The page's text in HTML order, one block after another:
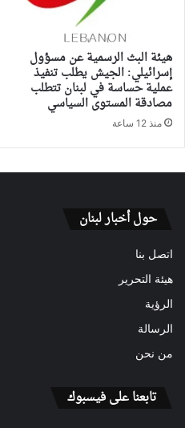
هيئة البث الرسمية عن مسؤول
إسرائيلي: الجيش يطلب تنفيذ
عملية حساسة في لبنان تتطلب
مصادقة المستوى السياسي
منذ 12 ساعة
حول أخبار لبنان
اتصل بنا
هيئة التحرير
الرؤية
الرسالة
من نحن
تابعنا على فيسبوك